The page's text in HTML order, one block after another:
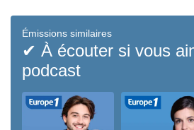
Émissions similaires
✔ À écouter si vous
podcast